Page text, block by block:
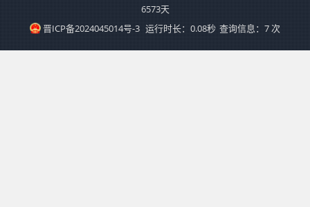
6573天
晋ICP备2024045014号-3 运行时长：0.08秒 查询信息：7 次